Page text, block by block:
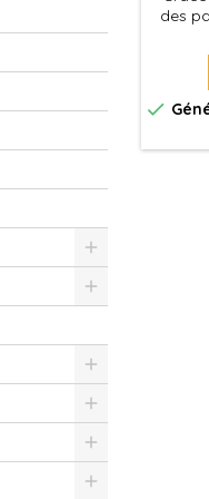
des
offre
les
